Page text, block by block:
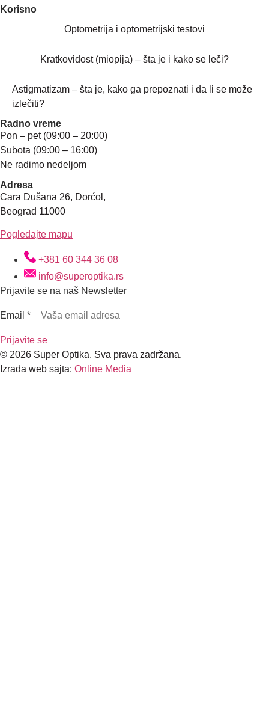
Korisno
Optometrija i optometrijski testovi
Kratkovidost (miopija) – šta je i kako se leči?
Astigmatizam – šta je, kako ga prepoznati i da li se može
izlečiti?
Radno vreme
Pon – pet (09:00 – 20:00)
Subota (09:00 – 16:00)
Ne radimo nedeljom
Adresa
Cara Dušana 26, Dorćol,
Beograd 11000
Pogledajte mapu
+381 60 344 36 08
info@superoptika.rs
Prijavite se na naš Newsletter
Email *
Prijavite se
© 2026 Super Optika. Sva prava zadržana.
Izrada web sajta: Online Media